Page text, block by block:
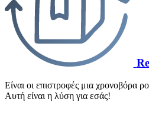
Είναι οι επιστροφές μια χρονοβόρα
Αυτή είναι η λύση για εσάς!